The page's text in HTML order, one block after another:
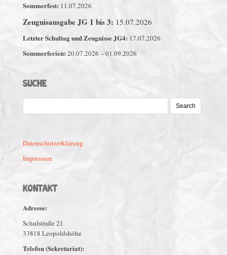
Sommerfest: 11.07.2026
Zeugnisausgabe JG 1 bis 3: 15.07.2026
Letzter Schultag und Zeugnisse JG4: 17.07.2026
Sommerferien:20.07.2026 – 01.09.2026
SUCHE
Datenschutzerklärung
Impressum
KONTAKT
Adresse:
Schulstraße 21
33818 Leopoldshöhe
Telefon (Sekretariat):